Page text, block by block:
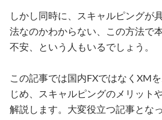
しかし同時に、スキャルピングが
法なのかわからない、この方法で
不安、という人もいるでしょう。
この記事では国内FXではなくXM
じめ、スキャルピングのメリット
解説します。大変役立つ記事とな